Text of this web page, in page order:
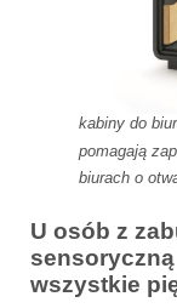
kabiny do
pomagają
biurach o
U osób z
wszystkie